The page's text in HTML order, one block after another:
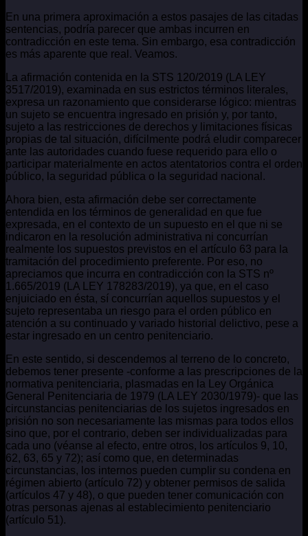
En una primera aproximación a estos pasajes de las citadas
sentencias, podría parecer que ambas incurren en
contradicción en este tema. Sin embargo, esa contradicción
es más aparente que real. Veamos.
La afirmación contenida en la STS 120/2019 (LA LEY
3517/2019), examinada en sus estrictos términos literales,
expresa un razonamiento que considerarse lógico: mientras
un sujeto se encuentra ingresado en prisión y, por tanto,
sujeto a las restricciones de derechos y limitaciones físicas
propias de tal situación, difícilmente podrá eludir comparecer
ante las autoridades cuando fuese requerido para ello o
participar materialmente en actos atentatorios contra el orden
público, la seguridad pública o la seguridad nacional.
Ahora bien, esta afirmación debe ser correctamente
entendida en los términos de generalidad en que fue
expresada, en el contexto de un supuesto en el que ni se
indicaron en la resolución administrativa ni concurrían
realmente los supuestos previstos en el artículo 63 para la
tramitación del procedimiento preferente. Por eso, no
apreciamos que incurra en contradicción con la STS nº
1.665/2019 (LA LEY 178283/2019), ya que, en el caso
enjuiciado en ésta, sí concurrían aquellos supuestos y el
sujeto representaba un riesgo para el orden público en
atención a su continuado y variado historial delictivo, pese a
estar ingresado en un centro penitenciario.
En este sentido, si descendemos al terreno de lo concreto,
debemos tener presente -conforme a las prescripciones de la
normativa penitenciaria, plasmadas en la Ley Orgánica
General Penitenciaria de 1979 (LA LEY 2030/1979)- que las
circunstancias penitenciarias de los sujetos ingresados en
prisión no son necesariamente las mismas para todos ellos
sino que, por el contrario, deben ser individualizadas para
cada uno (véanse al efecto, entre otros, los artículos 9, 10,
62, 63, 65 y 72); así como que, en determinadas
circunstancias, los internos pueden cumplir su condena en
régimen abierto (artículo 72) y obtener permisos de salida
(artículos 47 y 48), o que pueden tener comunicación con
otras personas ajenas al establecimiento penitenciario
(artículo 51).